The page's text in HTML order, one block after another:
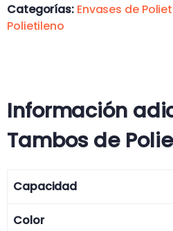
Categorías: Envases de
Polietileno
Información
Tambos de
Capacidad
Color